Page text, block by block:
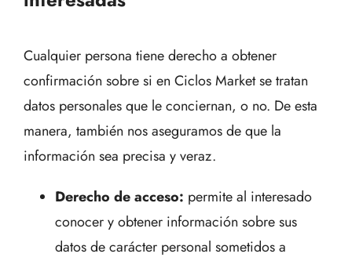
Cualquier persona tiene derecho a obtener
confirmación sobre si en Ciclos Market se tratan
datos personales que le conciernan, o no. De esta
manera, también nos aseguramos de que la
información sea precisa y veraz.
Derecho de acceso: permite al interesado
conocer y obtener información sobre sus
datos de carácter personal sometidos a